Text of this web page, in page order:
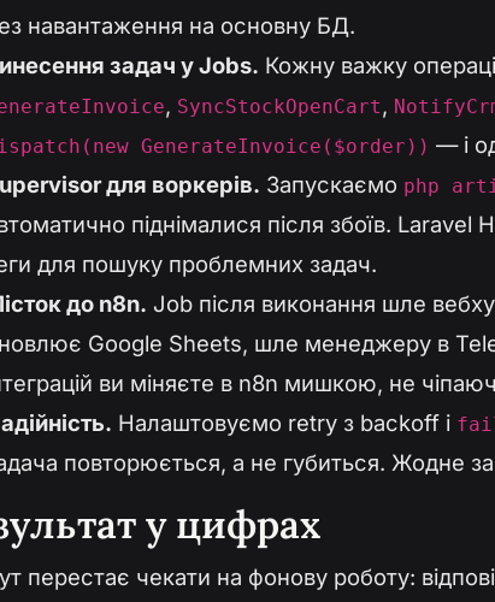
навантаження на основну БД.
задач у Jobs. Кожну важку
, SyncStockOpenCart ,
GenerateInvoice($order)) — і
для воркерів. Запускаємо php
піднімалися після збоїв.
для пошуку проблемних задач.
до n8n. Job після виконання шле
Google Sheets, шле менеджеру в
ви міняєте в n8n мишкою, не
Налаштовуємо retry з backoff і
повторюється, а не губиться. Жодне
у цифрах
перестає чекати на фонову роботу: